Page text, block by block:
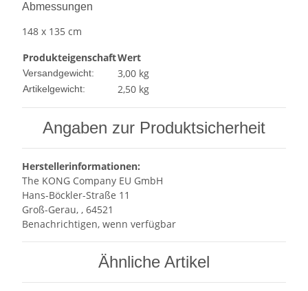
Abmessungen
148 x 135 cm
ProdukteigenschaftWert
Versandgewicht: 3,00 kg
Artikelgewicht: 2,50 kg
Angaben zur Produktsicherheit
Herstellerinformationen:
The KONG Company EU GmbH
Hans-Böckler-Straße 11
Groß-Gerau, , 64521
Benachrichtigen, wenn verfügbar
Ähnliche Artikel